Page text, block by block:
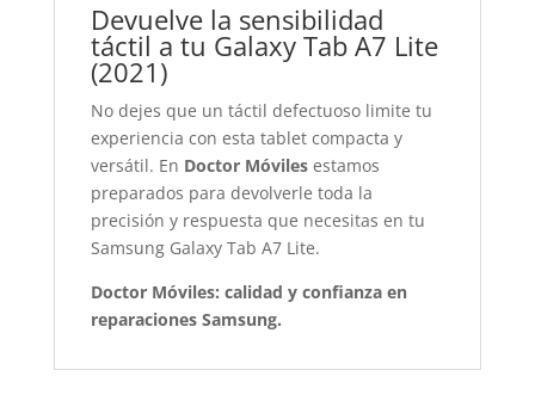
Devuelve la sensibilidad
táctil a tu Galaxy Tab A7 Lite
(2021)
No dejes que un táctil defectuoso limite tu
experiencia con esta tablet compacta y
versátil. En Doctor Móvilesestamos
preparados para devolverle toda la
precisión y respuesta que necesitas en tu
Samsung Galaxy Tab A7 Lite.
Doctor Móviles: calidad y confianza en
reparaciones Samsung.